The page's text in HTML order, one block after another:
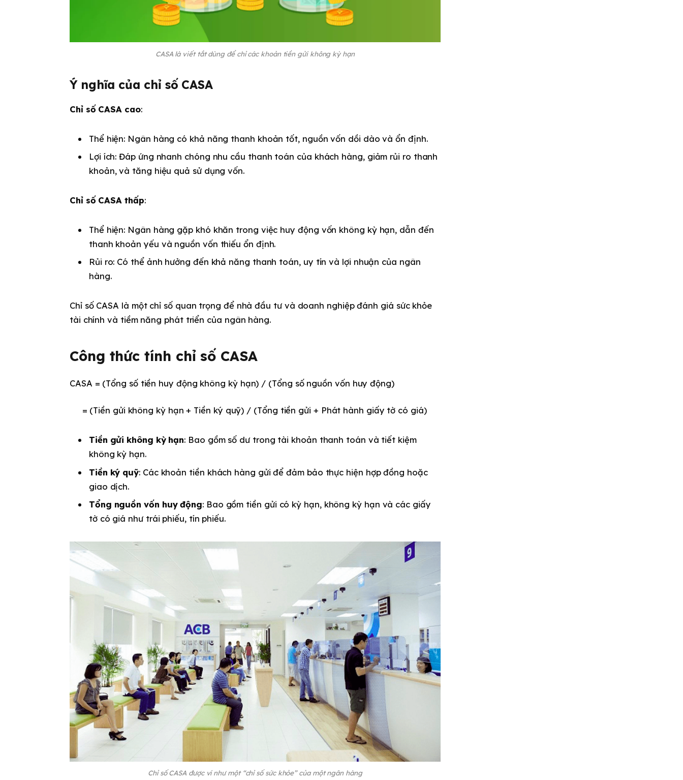
CASA là viết tắt dùng để chỉ các khoản tiền gửi không kỳ hạn
Ý nghĩa của chỉ số CASA
Chỉ số CASA cao:
Thể hiện: Ngân hàng có khả năng thanh khoản tốt, nguồn vốn dồi dào và ổn định.
Lợi ích: Đáp ứng nhanh chóng nhu cầu thanh toán của khách hàng, giảm rủi ro thanh
khoản, và tăng hiệu quả sử dụng vốn.
Chỉ số CASA thấp:
Thể hiện: Ngân hàng gặp khó khăn trong việc huy động vốn không kỳ hạn, dẫn đến
thanh khoản yếu và nguồn vốn thiếu ổn định.
Rủi ro: Có thể ảnh hưởng đến khả năng thanh toán, uy tín và lợi nhuận của ngân
hàng.
Chỉ số CASA là một chỉ số quan trọng để nhà đầu tư và doanh nghiệp đánh giá sức khỏe
tài chính và tiềm năng phát triển của ngân hàng.
Công thức tính chỉ số CASA
CASA = (Tổng số tiền huy động không kỳ hạn) / (Tổng số nguồn vốn huy động)
= (Tiền gửi không kỳ hạn + Tiền ký quỹ) / (Tổng tiền gửi + Phát hành giấy tờ có giá)
Tiền gửi không kỳ hạn: Bao gồm số dư trong tài khoản thanh toán và tiết kiệm
không kỳ hạn.
Tiền ký quỹ: Các khoản tiền khách hàng gửi để đảm bảo thực hiện hợp đồng hoặc
giao dịch.
Tổng nguồn vốn huy động: Bao gồm tiền gửi có kỳ hạn, không kỳ hạn và các giấy
tờ có giá như trái phiếu, tín phiếu.
Chỉ số CASA được ví như một “chỉ số sức khỏe” của một ngân hàng